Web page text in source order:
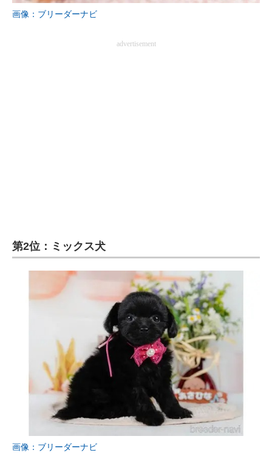
画像：ブリーダーナビ
advertisement
第2位：ミックス犬
画像：ブリーダーナビ